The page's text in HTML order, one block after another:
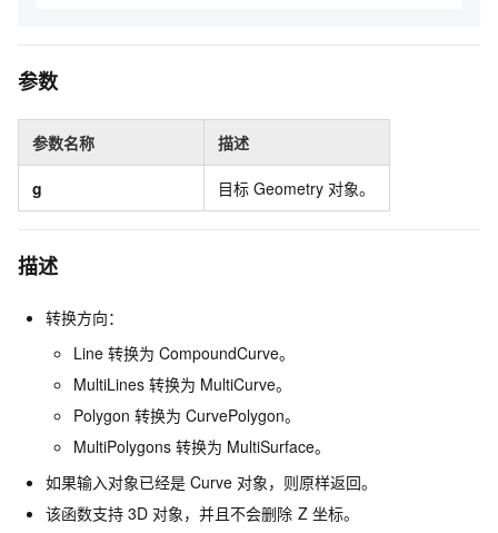
参数
参数名称 描述
g 目标 Geometry 对象。
描述
转换方向：
Line 转换为 CompoundCurve。
MultiLines 转换为 MultiCurve。
Polygon 转换为 CurvePolygon。
MultiPolygons 转换为 MultiSurface。
如果输入对象已经是 Curve 对象，则原样返回。
该函数支持 3D 对象，并且不会删除 Z 坐标。